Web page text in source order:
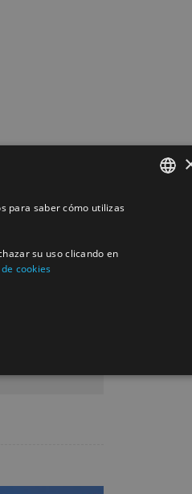
para saber cómo utilizas
su uso clicando en
cookies